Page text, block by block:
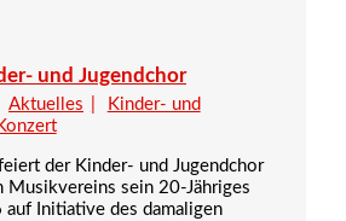
und Jugendchor
Aktuelles
Kinder- und
der Kinder- und Jugendchor
Musikvereins sein 20-Jähriges
auf Initiative des damaligen